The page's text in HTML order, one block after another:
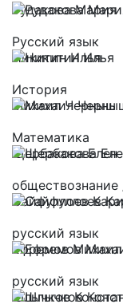
Рудакова Мария
Русский язык
Никитин Илья
История
Михаил Черныш
Математика
Щербакова Елен
обществознание
Сайфуллоев
русский язык
Ефремов Михаил
русский язык
Шлычков